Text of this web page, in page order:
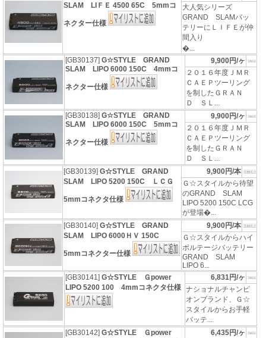
SLAM LIＦＥ 4500 65C 5mmコ
ネクター仕様
大人気シリーズ
GRAND SLAMバッ
テリーにＬＩＦＥが仲
間入り
�...
[GB30137]G☆STYLE GRAND
SLAM LIPO 6000 150C 4mmコ
ネクター仕様
9,900円/ヶ
２０１６年度ＪＭＲ
ＣＡＥＰツーリング
を制したＧＲＡＮ
Ｄ ＳＬ...
[GB30138]G☆STYLE GRAND
SLAM LIPO 6000 150C 5mmコ
ネクター仕様
9,900円/ヶ
２０１６年度ＪＭＲ
ＣＡＥＰツーリング
を制したＧＲＡＮ
Ｄ ＳＬ...
[GB30139]G☆STYLE GRAND
SLAM LIPO 5200 150C ＬＣＧ
5mmコネクタ仕様
9,900円/本
Ｇ☆スタイルから待望
のGRAND SLAM
LIPO 5200 150C LCG
が登場�...
[GB30140]G☆STYLE GRAND
SLAM LIPO 6000ＨＶ 150C
5mmコネクター仕様
9,900円/本
Ｇ☆スタイルからハイ
ボルテージバッテリー
GRAND SLAM
LIPO 6...
[GB30141]G☆STYLE Ｇpower
LIPO 5200 100 4mmコネクタ仕様
6,831円/ヶ
ナショナルチャンピ
オンブランド、Ｇ☆
スタイルからお手軽
バッテ...
[GB30142]G☆STYLE Ｇpower
6,435円/ヶ